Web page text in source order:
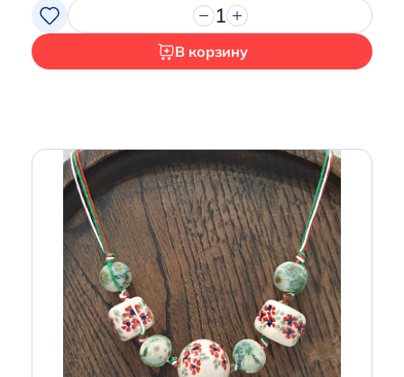
Продолжить покупки
Перейти в корзину
1
В корзину